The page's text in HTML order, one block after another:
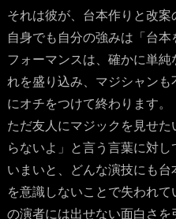
それは彼が、台本作りと改案
自身でも自分の強みは「台
フォーマンスは、確かに単
れを盛り込み、マジシャン
にオチをつけて終わります。
ただ友人にマジックを見せ
らないよ」と言う言葉に対
いまいと、どんな演技にも
を意識しないことで失われ
の演者には出せない面白さを